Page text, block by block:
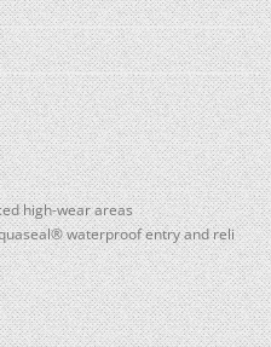
high-wear areas
waterproof entry and reli